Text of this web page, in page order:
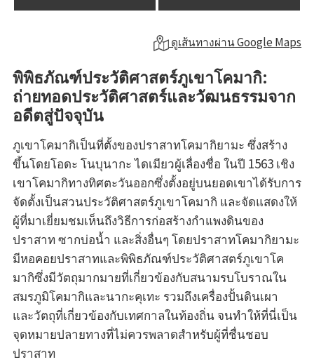
ดูเส้นทางผ่าน Google Maps
พิพิธภัณฑ์ประวัติศาสตร์ภูเขาโคมากิ:
ถ่ายทอดประวัติศาสตร์และวัฒนธรรมจาก
อดีตสู่ปัจจุบัน
ภูเขาโคมากิเป็นที่ตั้งของปราสาทโคมากิยามะ ซึ่งสร้าง
ขึ้นโดยโอดะ โนบุนากะ ไดเมียวผู้เลื่องชื่อ ในปี 1563 เชิง
เขาโคมากิทางทิศตะวันออกซึ่งตั้งอยู่บนยอดเขาได้รับการ
จัดตั้งเป็นสวนประวัติศาสตร์ภูเขาโคมากิ และจัดแสดงให้
ผู้ที่มาเยี่ยมชมเห็นถึงวิธีการก่อสร้างกำแพงดินของ
ปราสาท ซากบ่อน้ำ และสิ่งอื่นๆ โดยปราสาทโคมากิยามะ
มีหอคอยปราสาทและพิพิธภัณฑ์ประวัติศาสตร์ภูเขาโค
มากิซึ่งมีวัตถุมากมายที่เกี่ยวข้องกับสนามรบโบราณใน
สมรภูมิโคมากิและนากะคุเทะ รวมถึงเครื่องปั้นดินเผา
และวัตถุที่เกี่ยวข้องกับเทศกาลในท้องถิ่น จนทำให้ที่นี่เป็น
จุดหมายปลายทางที่ไม่ควรพลาดสำหรับผู้ที่ชื่นชอบ
ปราสาท